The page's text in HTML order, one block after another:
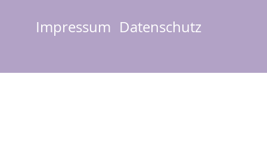
Footer
Impressum Datenschutz